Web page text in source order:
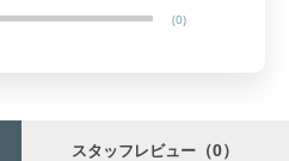
(0)
スタッフレビュー （0）